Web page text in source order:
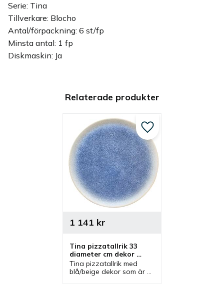
Serie: Tina
Tillverkare: Blocho
Antal/förpackning: 6 st/fp
Minsta antal: 1 fp
Diskmaskin: Ja
Relaterade produkter
Tina pizzatallrik 33
diameter cm dekor
blå/beige - 6 st/fp
Tina pizzatallrik med
blå/beige dekor som är
1 141 kr
Lägg till i favoriter